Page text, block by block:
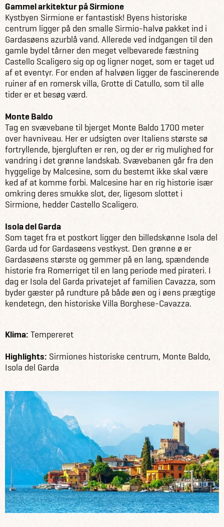
Gammel arkitektur på Sirmione
Kystbyen Sirmione er fantastisk! Byens historiske
centrum ligger på den smalle Sirmio-halvø pakket ind i
Gardasøens azurblå vand. Allerede ved indgangen til den
gamle bydel tårner den meget velbevarede fæstning
Castello Scaligero sig op og ligner noget, som er taget ud
af et eventyr. For enden af halvøen ligger de fascinerende
ruiner af en romersk villa, Grotte di Catullo, som til alle
tider er et besøg værd.
Monte Baldo
Tag en svævebane til bjerget Monte Baldo 1700 meter
over havniveau. Her er udsigten over Italiens største sø
fortryllende, bjergluften er ren, og der er rig mulighed for
vandring i det grønne landskab. Svævebanen går fra den
hyggelige by Malcesine, som du bestemt ikke skal være
ked af at komme forbi. Malcesine har en rig historie især
omkring deres smukke slot, der, ligesom slottet i
Sirmione, hedder Castello Scaligero.
Isola del Garda
Som taget fra et postkort ligger den billedskønne Isola del
Garda ud for Gardasøens vestkyst. Den grønne ø er
Gardasøens største og gemmer på en lang, spændende
historie fra Romerriget til en lang periode med pirateri. I
dag er Isola del Garda privatejet af familien Cavazza, som
byder gæster på rundture på både øen og i øens prægtige
kendetegn, den historiske Villa Borghese-Cavazza.
Klima: Tempereret
Highlights: Sirmiones historiske centrum, Monte Baldo,
Isola del Garda